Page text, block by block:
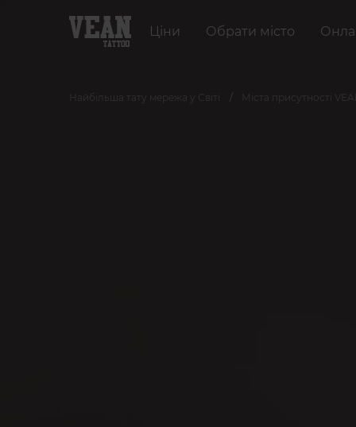
Ціни Обрати місто
Найбільша тату мережа у Світі Міста присутності